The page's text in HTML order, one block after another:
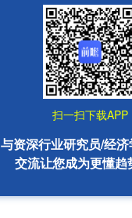
扫一扫下载APP
与资深行业研究员/经
交流让您成为更懂趋